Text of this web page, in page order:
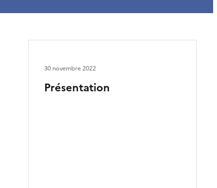
Présentation
30 novembre 2022